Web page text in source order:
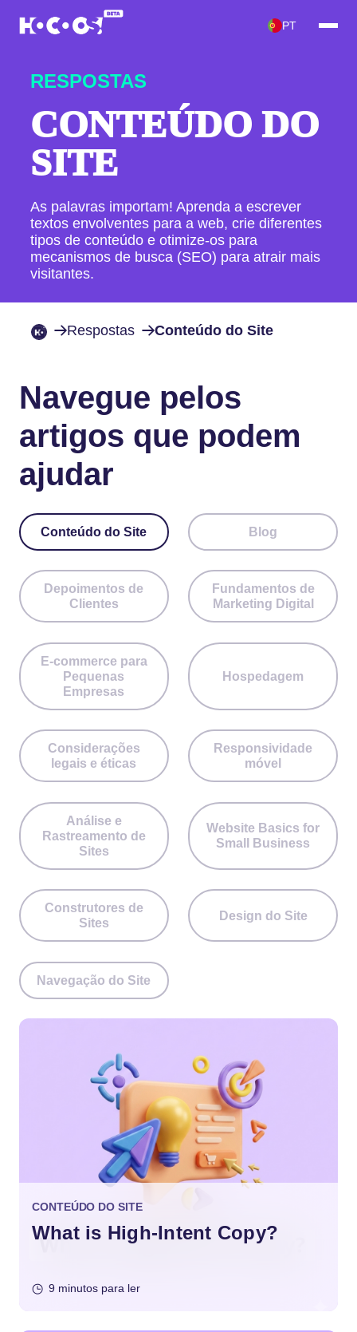
PT
RESPOSTAS
CONTEÚDO DO
SITE
As palavras importam! Aprenda a escrever
textos envolventes para a web, crie diferentes
tipos de conteúdo e otimize-os para
mecanismos de busca (SEO) para atrair mais
visitantes.
Respostas Conteúdo do Site
Navegue pelos
artigos que podem
ajudar
Conteúdo do Site Blog
Depoimentos de
Clientes
Fundamentos de
Marketing Digital
E-commerce para
Pequenas
Empresas
Hospedagem
Considerações
legais e éticas
Responsividade
móvel
Análise e
Rastreamento de
Sites
Website Basics for
Small Business
Construtores de
Sites
Design do Site
Navegação do Site
CONTEÚDO DO SITE
What is High-Intent Copy?
9 minutos para ler